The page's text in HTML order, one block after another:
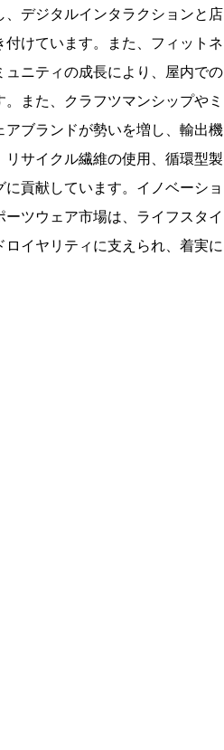
デジタルインタラクションと店
けています。また、フィットネ
ニティの成長により、屋内での
また、クラフツマンシップやミ
ブランドが勢いを増し、輸出機
サイクル繊維の使用、循環型製
貢献しています。イノベーショ
ツウェア市場は、ライフスタイ
イヤリティに支えられ、着実に